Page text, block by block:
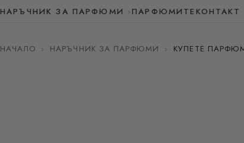
НАРЪЧНИК ЗА ПАРФЮМИ ПАРФЮМИТЕКОНТАКТ
НАЧАЛО › НАРЪЧНИК ЗА ПАРФЮМИ › КУПЕТЕ